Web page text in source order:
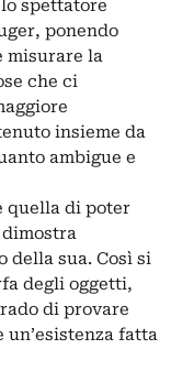
spettatore
ponendo
misurare la
che ci
insieme da
ambigue e
quella di poter
della sua. Così si
degli oggetti,
di provare
fatta